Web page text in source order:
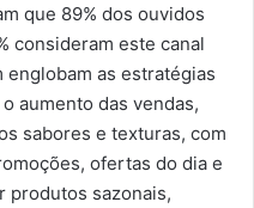
que 89% dos ouvidos
consideram este canal
englobam as estratégias
aumento das vendas,
sabores e texturas, com
ofertas do dia e
produtos sazonais,